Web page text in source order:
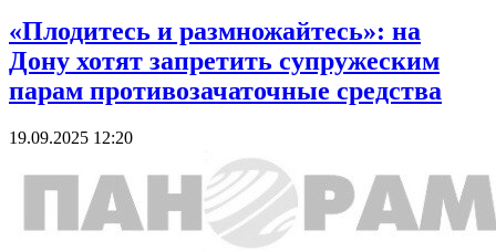
«Плодитесь и размножайтесь»: на
Дону хотят запретить супружеским
парам противозачаточные средства
19.09.2025 12:20